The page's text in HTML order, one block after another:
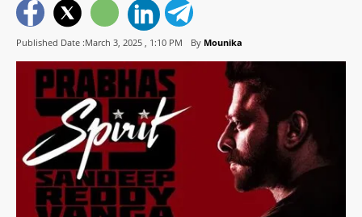
Published Date :March 3, 2025 , 1:10 PM By Mounika